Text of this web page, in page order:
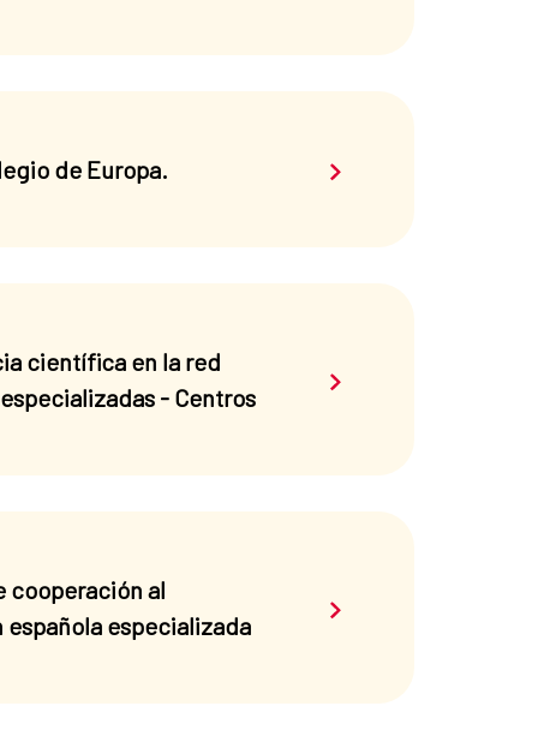
de Europa.
Saber más sobre el
científica en la red
- Centros
Saber más sobre el
cooperación al
española especializada
Saber más sobre el